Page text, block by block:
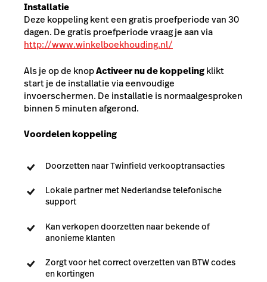
Installatie
Deze koppeling kent een gratis proefperiode van 30
dagen. De gratis proefperiode vraag je aan via
http://www.winkelboekhouding.nl/
Als je op de knopActiveer nu de koppelingklikt
start je de installatie via eenvoudige
invoerschermen. De installatie is normaalgesproken
binnen 5 minuten afgerond.
Voordelen koppeling
Doorzetten naar Twinfield verkooptransacties
Lokale partner met Nederlandse telefonische
support
Kan verkopen doorzetten naar bekende of
anonieme klanten
Zorgt voor het correct overzetten van BTW codes
en kortingen